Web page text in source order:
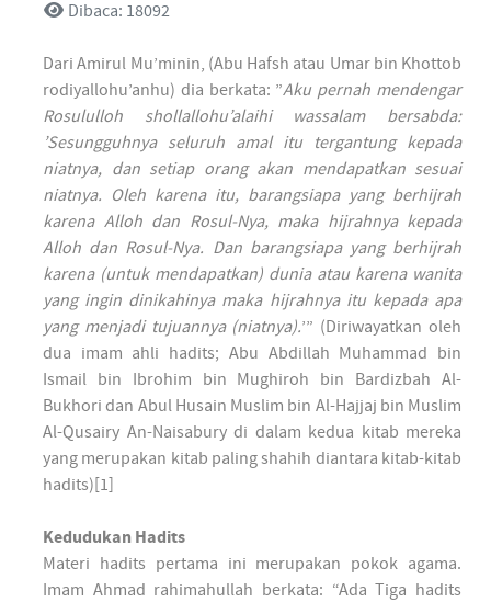
Dibaca: 18092
Dari Amirul Mu’minin, (Abu Hafsh atau Umar bin Khottob
rodiyallohu’anhu) dia berkata: ”Aku pernah mendengar
Rosululloh shollallohu’alaihi wassalam bersabda:
’Sesungguhnya seluruh amal itu tergantung kepada
niatnya, dan setiap orang akan mendapatkan sesuai
niatnya. Oleh karena itu, barangsiapa yang berhijrah
karena Alloh dan Rosul-Nya, maka hijrahnya kepada
Alloh dan Rosul-Nya. Dan barangsiapa yang berhijrah
karena (untuk mendapatkan) dunia atau karena wanita
yang ingin dinikahinya maka hijrahnya itu kepada apa
yang menjadi tujuannya (niatnya).’” (Diriwayatkan oleh
dua imam ahli hadits; Abu Abdillah Muhammad bin
Ismail bin Ibrohim bin Mughiroh bin Bardizbah Al-
Bukhori dan Abul Husain Muslim bin Al-Hajjaj bin Muslim
Al-Qusairy An-Naisabury di dalam kedua kitab mereka
yang merupakan kitab paling shahih diantara kitab-kitab
hadits)[1]
Kedudukan Hadits
Materi hadits pertama ini merupakan pokok agama.
Imam Ahmad rahimahullah berkata: “Ada Tiga hadits